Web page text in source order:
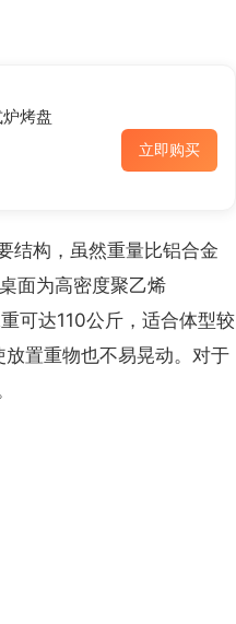
烤盘
立即购买
结构，虽然重量比铝合金
面为高密度聚乙烯
可达110公斤，适合体型较
置重物也不易晃动。对于